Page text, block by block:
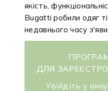
якість,
Bugatti робили одяг
недавнього часу
ДЛЯ
Увійдіть у